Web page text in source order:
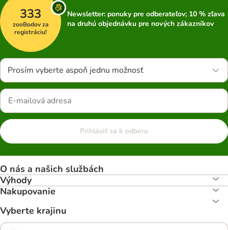
333
zooBodov za
registráciu!
Newsletter: ponuky pre odberateľov; 10 % zľava
na druhú objednávku pre nových zákazníkov
Prosím vyberte aspoň jednu možnosť
Prihlásiť sa k odberu
O nás a našich službách
Výhody
Nakupovanie
Vyberte krajinu